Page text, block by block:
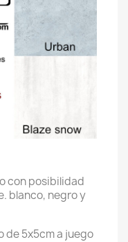
con posibilidad
blanco, negro y
de 5x5cm a juego
lista de deseos